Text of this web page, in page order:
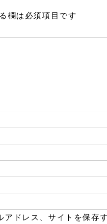
欄は必須項目です
アドレス、サイトを保存